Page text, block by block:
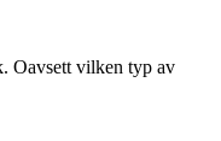
Oavsett vilken typ av